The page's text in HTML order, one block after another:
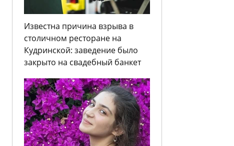
Известна причина взрыва в
столичном ресторане на
Кудринской: заведение было
закрыто на свадебный банкет